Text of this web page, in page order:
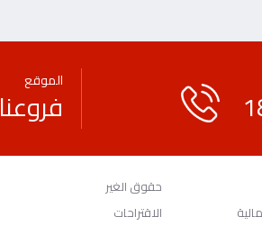
الموقع
فروعنا
حقوق الغير
الاقتراحات